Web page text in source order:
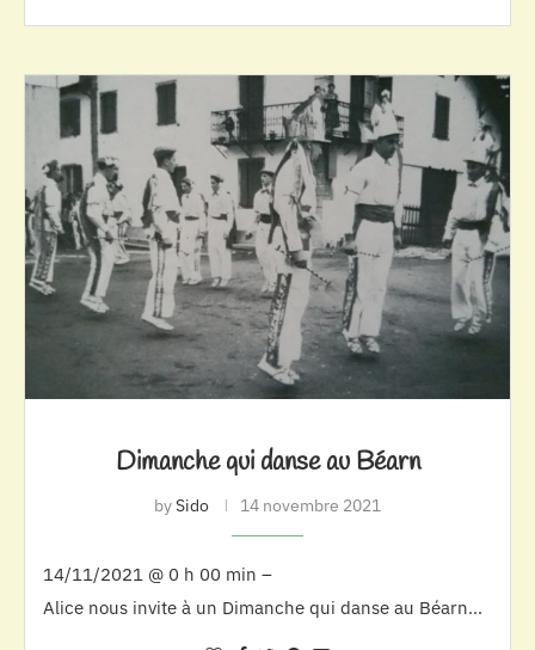
Dimanche qui danse au Béarn
bySido 14 novembre 2021
14/11/2021 @ 0 h 00 min –
Alice nous invite à un Dimanche qui danse au Béarn…